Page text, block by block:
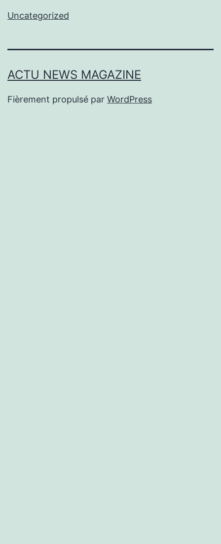
Uncategorized
ACTU NEWS MAGAZINE
Fièrement propulsé par WordPress